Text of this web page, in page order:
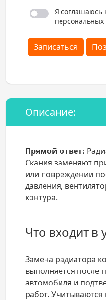
Я соглашаюсь
Записаться
Описание:
Прямой ответ:
Скания заменяют
или повреждении
давления,
контура.
Что входит в
Замена радиатора
выполняется после
автомобиля и
работ.